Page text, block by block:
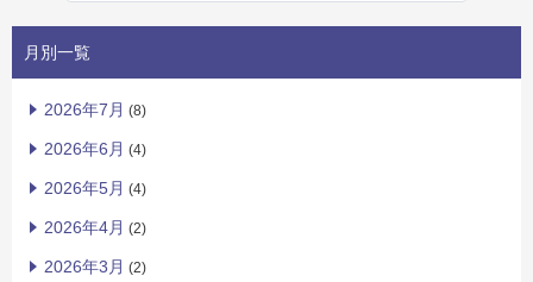
月別一覧
2026年7月 (8)
2026年6月 (4)
2026年5月 (4)
2026年4月 (2)
2026年3月 (2)